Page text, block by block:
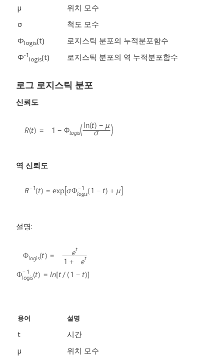
μ
위치 모수
σ
척도 모수
Φlogis(t)
로지스틱 분포의 누적분포함수
Φ-1
logis(t) 로지스틱 분포의 역 누적분포함수
로그 로지스틱 분포
신뢰도
역 신뢰도
설명:
용어 설명
t
시간
μ
위치 모수